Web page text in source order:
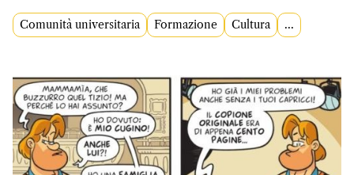
Comunità universitaria Formazione Cultura ...